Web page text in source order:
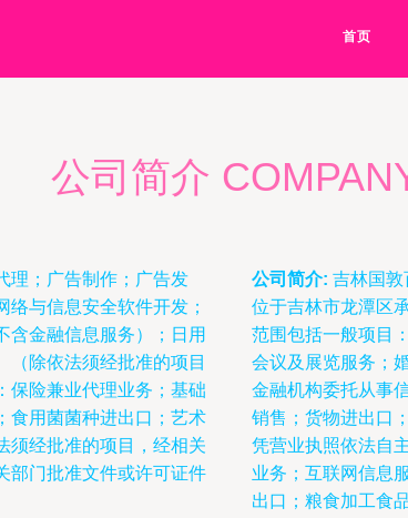
首页
公司简介
理；广告制作；广告发
与信息安全软件开发；
含金融信息服务）；日用
（除依法须经批准的项目
保险兼业代理业务；基础
食用菌菌种进出口；艺术
须经批准的项目，经相关
部门批准文件或许可证件
公司简介: 吉林国
位于吉林市龙潭区
范围包括一般项目
会议及展览服务；
金融机构委托从事
销售；货物进出口
凭营业执照依法自
业务；互联网信息
出口；粮食加工食